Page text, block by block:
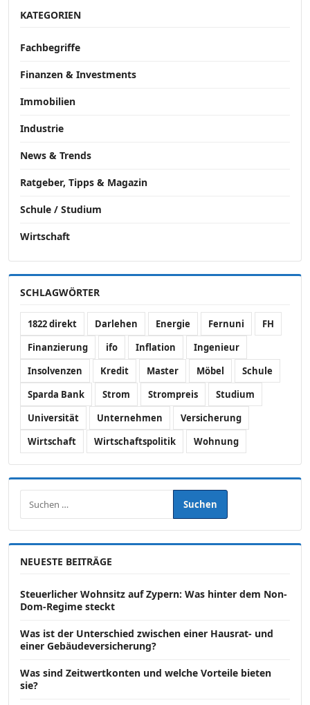
KATEGORIEN
Fachbegriffe
Finanzen & Investments
Immobilien
Industrie
News & Trends
Ratgeber, Tipps & Magazin
Schule / Studium
Wirtschaft
SCHLAGWÖRTER
1822 direkt Darlehen Energie Fernuni
FH
Finanzierung
ifo Inflation
Ingenieur
Insolvenzen
Kredit Master Möbel
Schule
Sparda Bank
Strom Strompreis
Studium
Universität
Unternehmen
Versicherung
Wirtschaft
Wirtschaftspolitik Wohnung
Suchen nach:
NEUESTE BEITRÄGE
Steuerlicher Wohnsitz auf Zypern: Was hinter dem Non-
Dom-Regime steckt
Was ist der Unterschied zwischen einer Hausrat- und
einer Gebäudeversicherung?
Was sind Zeitwertkonten und welche Vorteile bieten
sie?